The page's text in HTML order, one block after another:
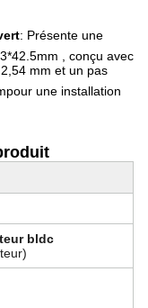
: Présente une
, conçu avec
mm et un pas
pour une installation
bldc